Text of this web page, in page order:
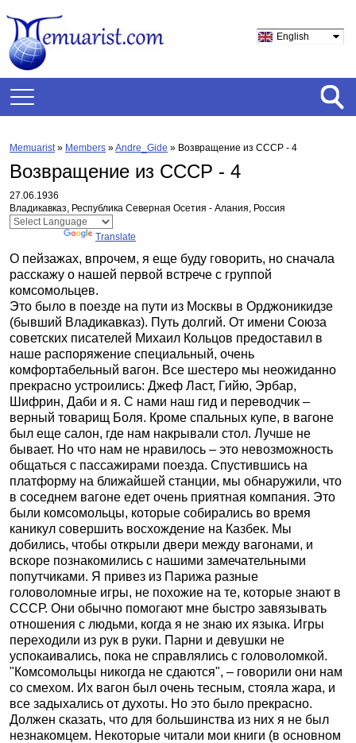
English
Memuarist» Members »Andre_Gide » Возвращение из СССР - 4
Возвращение из СССР - 4
27.06.1936
Владикавказ, Республика Северная Осетия - Алания, Россия
Translate
О пейзажах, впрочем, я еще буду говорить, но сначала
расскажу о нашей первой встрече с группой
комсомольцев.
Это было в поезде на пути из Москвы в Орджоникидзе
(бывший Владикавказ). Путь долгий. От имени Союза
советских писателей Михаил Кольцов предоставил в
наше распоряжение специальный, очень
комфортабельный вагон. Все шестеро мы неожиданно
прекрасно устроились: Джеф Ласт, Гийю, Эрбар,
Шифрин, Даби и я. С нами наш гид и переводчик –
верный товарищ Боля. Кроме спальных купе, в вагоне
был еще салон, где нам накрывали стол. Лучше не
бывает. Но что нам не нравилось – это невозможность
общаться с пассажирами поезда. Спустившись на
платформу на ближайшей станции, мы обнаружили, что
в соседнем вагоне едет очень приятная компания. Это
были комсомольцы, которые собирались во время
каникул совершить восхождение на Казбек. Мы
добились, чтобы открыли двери между вагонами, и
вскоре познакомились с нашими замечательными
попутчиками. Я привез из Парижа разные
головоломные игры, не похожие на те, которые знают в
СССР. Они обычно помогают мне быстро завязывать
отношения с людьми, когда я не знаю их языка. Игры
переходили из рук в руки. Парни и девушки не
успокаивались, пока не справлялись с головоломкой.
"Комсомольцы никогда не сдаются", – говорили они нам
со смехом. Их вагон был очень тесным, стояла жара, и
все задыхались от духоты. Но это было прекрасно.
Должен сказать, что для большинства из них я не был
незнакомцем. Некоторые читали мои книги (в основном